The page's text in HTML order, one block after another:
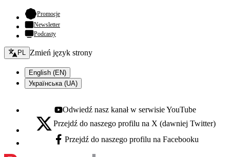
Promocje- otwiera się w nowej karcie
Newsletter
Podcasty
Zmień język - bieżący:
PL Zmień język strony
English (EN)
Українська (UA)
Youtube - otwiera się w nowej karcie
Odwiedź nasz kanał w serwisie YouTube
X - otwiera się w nowej karcie
Przejdź do naszego profilu na X (dawniej Twitter)
Facebook - otwiera się w nowej karcie
Przejdź do naszego profilu na Facebooku